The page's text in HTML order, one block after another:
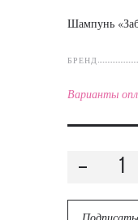
Шампунь
БРЕНД
Варианты